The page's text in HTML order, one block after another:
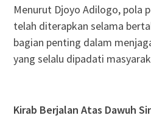
Menurut Djoyo Adilogo, pola
telah diterapkan selama
bagian penting dalam
yang selalu dipadati
Kirab Berjalan Atas Dawuh